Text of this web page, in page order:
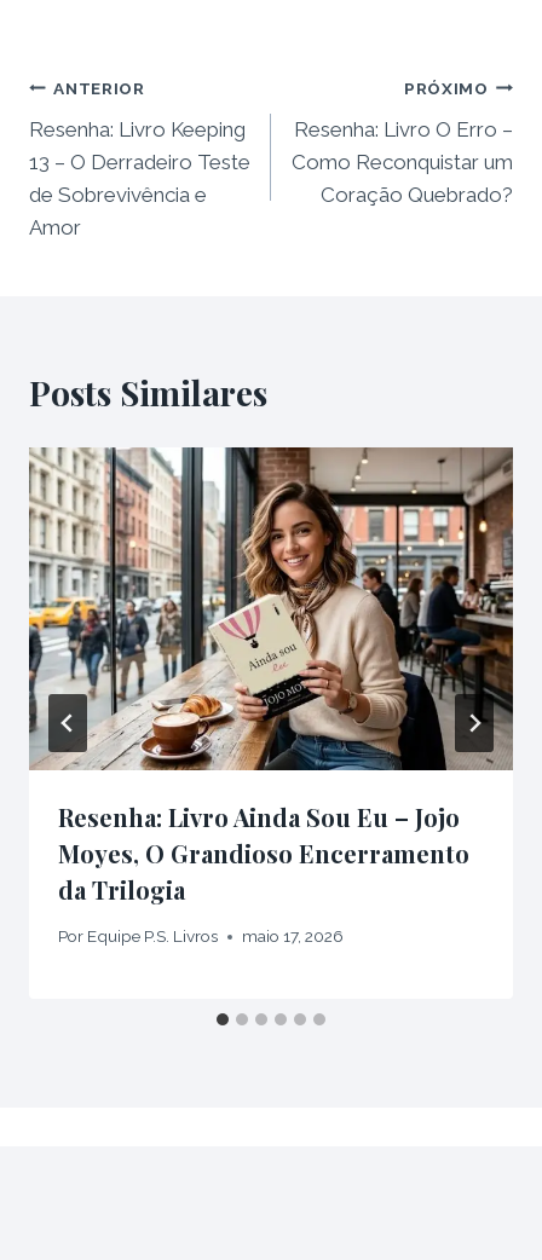
Navegação
de
Post
ANTERIOR
Resenha: Livro Keeping
13 – O Derradeiro Teste
de Sobrevivência e
Amor
PRÓXIMO
Resenha: Livro O Erro –
Como Reconquistar um
Coração Quebrado?
Posts Similares
Resenha: Livro Ainda Sou Eu – Jojo
Moyes, O Grandioso Encerramento
da Trilogia
Por Equipe P.S. Livros maio 17, 2026